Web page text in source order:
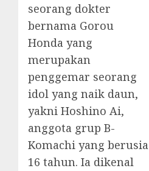
seorang dokter
bernama Gorou
Honda yang
merupakan
penggemar seorang
idol yang naik daun,
yakni Hoshino Ai,
anggota grup B-
Komachi yang berusia
16 tahun. Ia dikenal